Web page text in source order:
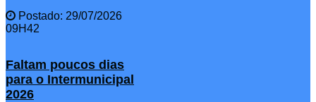
Postado: 29/07/2026
09H42
Faltam poucos dias
para o Intermunicipal
2026